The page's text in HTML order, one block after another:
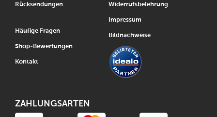
Rücksendungen
Häufige Fragen
Shop-Bewertungen
Kontakt
Widerrufsbelehrung
Impressum
Bildnachweise
ZAHLUNGSARTEN